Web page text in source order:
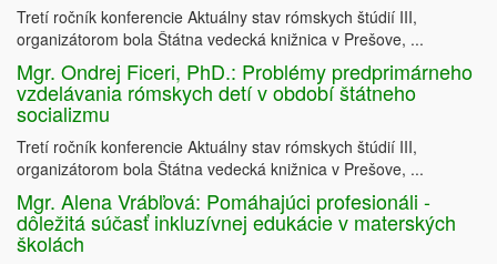
Tretí ročník konferencie Aktuálny stav rómskych štúdií III,
organizátorom bola Štátna vedecká knižnica v Prešove, ...
Mgr. Ondrej Ficeri, PhD.: Problémy predprimárneho
vzdelávania rómskych detí v období štátneho
socializmu
Tretí ročník konferencie Aktuálny stav rómskych štúdií III,
organizátorom bola Štátna vedecká knižnica v Prešove, ...
Mgr. Alena Vrábľová: Pomáhajúci profesionáli -
dôležitá súčasť inkluzívnej edukácie v materských
školách